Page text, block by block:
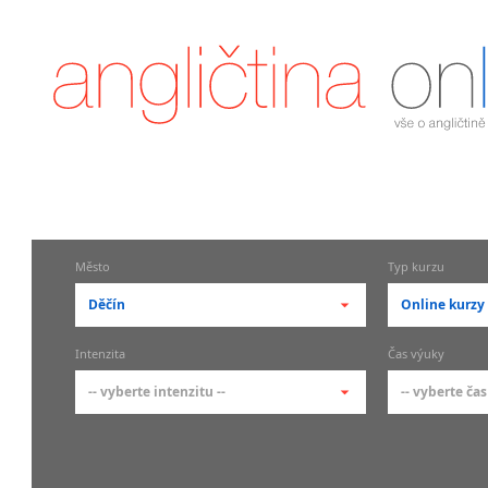
Město
Děčín
-- vyberte město --
pražské městské části
Typ kurzu
Online
-- vyberte
Intenzita
-- vyberte intenzitu --
Čas výuky
-- vyberte